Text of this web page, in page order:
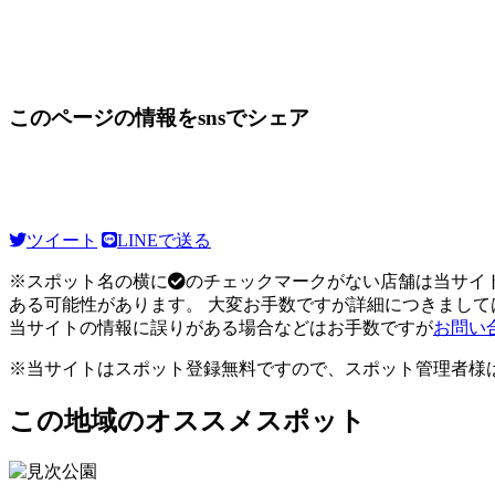
このページの情報をsnsでシェア
ツイート LINEで送る
※スポット名の横に
のチェックマークがない店舗は当サ
ある可能性があります。 大変お手数ですが詳細につきまし
当サイトの情報に誤りがある場合などはお手数ですがお問い
※当サイトはスポット登録無料ですので、スポット管理者様
この地域のオススメスポット